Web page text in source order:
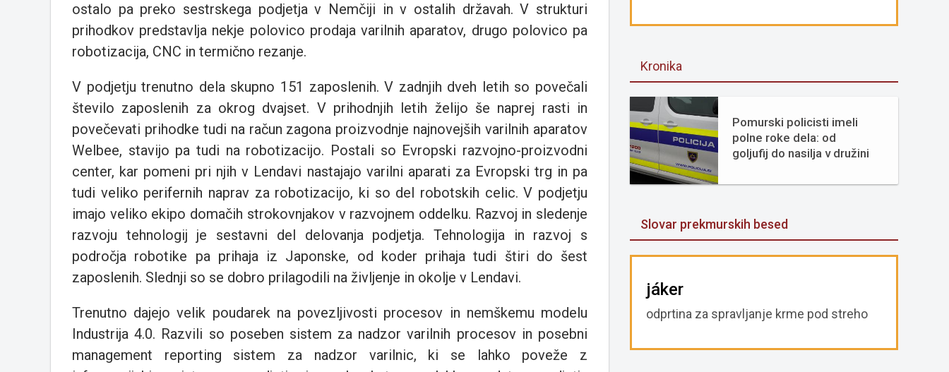
ostalo pa preko sestrskega podjetja v Nemčiji in v ostalih državah. V strukturi
prihodkov predstavlja nekje polovico prodaja varilnih aparatov, drugo polovico pa
robotizacija, CNC in termično rezanje.
V podjetju trenutno dela skupno 151 zaposlenih. V zadnjih dveh letih so povečali
število zaposlenih za okrog dvajset. V prihodnjih letih želijo še naprej rasti in
povečevati prihodke tudi na račun zagona proizvodnje najnovejših varilnih aparatov
Welbee, stavijo pa tudi na robotizacijo. Postali so Evropski razvojno-proizvodni
center, kar pomeni pri njih v Lendavi nastajajo varilni aparati za Evropski trg in pa
tudi veliko perifernih naprav za robotizacijo, ki so del robotskih celic. V podjetju
imajo veliko ekipo domačih strokovnjakov v razvojnem oddelku. Razvoj in sledenje
razvoju tehnologij je sestavni del delovanja podjetja. Tehnologija in razvoj s
področja robotike pa prihaja iz Japonske, od koder prihaja tudi štiri do šest
zaposlenih. Slednji so se dobro prilagodili na življenje in okolje v Lendavi.
Trenutno dajejo velik poudarek na povezljivosti procesov in nemškemu modelu
Industrija 4.0. Razvili so poseben sistem za nadzor varilnih procesov in posebni
management reporting sistem za nadzor varilnic, ki se lahko poveže z
Kronika
Pomurski policisti imeli
polne roke dela: od
goljufij do nasilja v družini
Slovar prekmurskih besed
jáker
odprtina za spravljanje krme pod streho